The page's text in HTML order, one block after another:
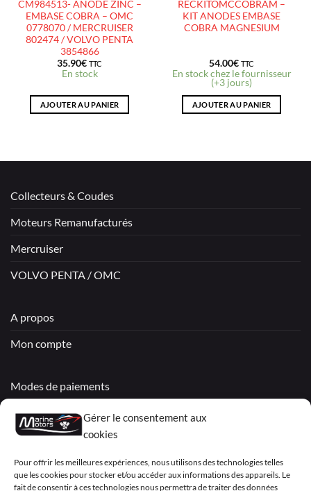
Gérer le consentement aux
cookies
Pour offrir les meilleures expériences, nous utilisons des technologies telles
que les cookies pour stocker et/ou accéder aux informations des appareils. Le
fait de consentir à ces technologies nous permettra de traiter des données
CM984513- ANODE ZINC –
EMBASE COBRA – OMC
0778070 / MERCRUISER
802474 / VOLVO PENTA
3854866
35.90€ TTC
En stock
AJOUTER AU PANIER
RECKITOMCCOBRAM –
KIT ANODES EMBASE
COBRA MAGNESIUM
54.00€ TTC
En stock chez le fournisseur
(+3 jours)
AJOUTER AU PANIER
Collecteurs & Coudes
Moteurs Remanufacturés
Mercruiser
VOLVO PENTA / OMC
A propos
Mon compte
Modes de paiements
Livraisons & Retours
Politique de confidentialité
Mentions légales